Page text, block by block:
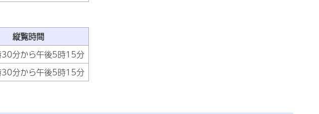
縦覧時間
分から午後5時15分
分から午後5時15分